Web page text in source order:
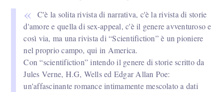
C'è la solita rivista di narrativa, c'è la rivista di storie
d'amore e quella di sex-appeal, c'è il genere avventuroso e
così via, ma una rivista di “Scientifiction” è un pioniere
nel proprio campo, qui in America.
Con “scientifiction” intendo il genere di storie scritto da
Jules Verne, H.G, Wells ed Edgar Allan Poe:
un'affascinante romance intimamente mescolato a dati